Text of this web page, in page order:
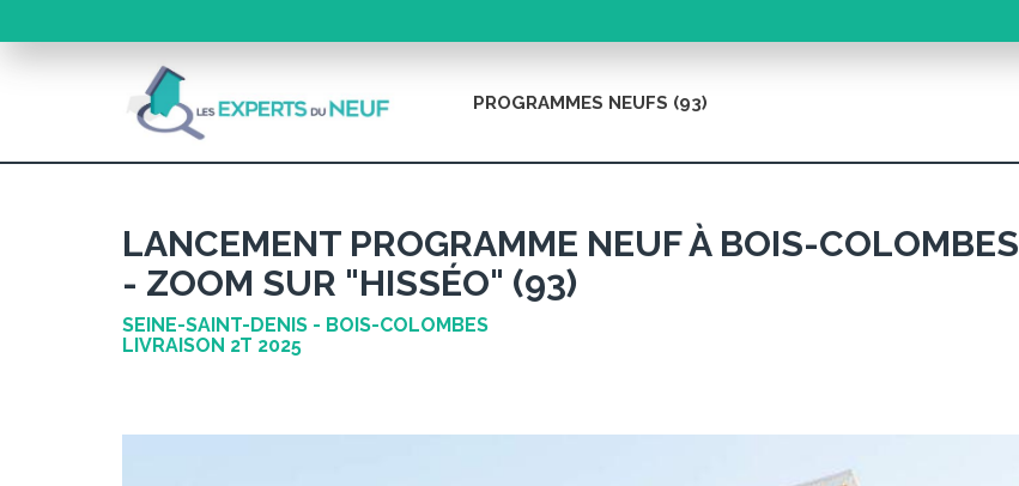
PROGRAMMES NEUFS (93)
LANCEMENT PROGRAMME NEUF À BOIS-COLOMBES
- ZOOM SUR "HISSÉO" (93)
SEINE-SAINT-DENIS - BOIS-COLOMBES
LIVRAISON 2T 2025